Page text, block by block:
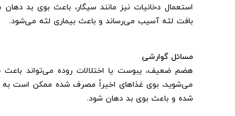
استعمال دخانیات نیز مانند سیگار، باعث بوی بد
بافت لثه آسیب می‌رساند و باعث بیماری لثه می‌شود.
مسائل گوارشی
هضم ضعیف، یبوست یا اختلالات روده می‌تواند باعث
می‌شوید، بوی غذا‌های اخیراً مصرف شده ممکن است
شده و باعث بوی بد دهان شود.